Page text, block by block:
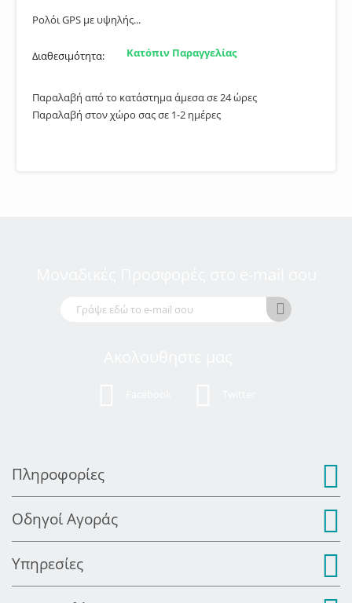
Ρολόι GPS με υψηλής...
Διαθεσιμότητα: Κατόπιν Παραγγελίας
Παραλαβή από το κατάστημα άμεσα σε 24 ώρες
Παραλαβή στον χώρο σας σε 1-2 ημέρες
Πληροφορίες
Οδηγοί Αγοράς
Υπηρεσίες